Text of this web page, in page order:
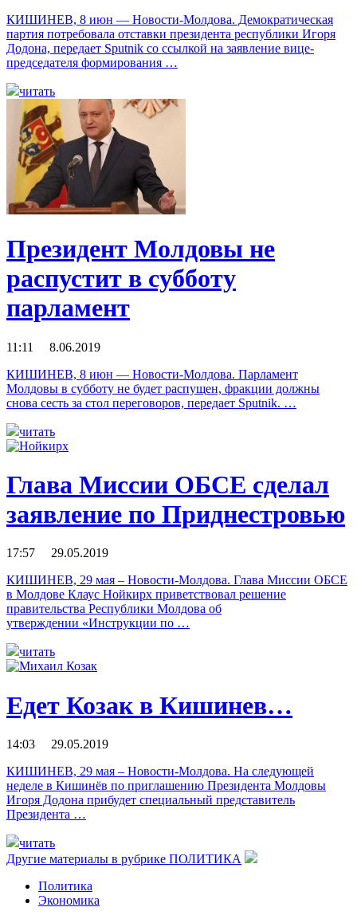
КИШИНЕВ, 8 июн — Новости-Молдова. Демократическая
партия потребовала отставки президента республики Игоря
Додона, передает Sputnik со ссылкой на заявление вице-
председателя формирования …
читать
Президент Молдовы не
распустит в субботу
парламент
11:11 8.06.2019
КИШИНЕВ, 8 июн — Новости-Молдова. Парламент
Молдовы в субботу не будет распущен, фракции должны
снова сесть за стол переговоров, передает Sputnik. …
читать
Глава Миссии ОБСЕ сделал
заявление по Приднестровью
17:57 29.05.2019
КИШИНЕВ, 29 мая – Новости-Молдова. Глава Миссии ОБСЕ
в Молдове Клаус Нойкирх приветствовал решение
правительства Республики Молдова об
утверждении «Инструкции по …
читать
Едет Козак в Кишинев…
14:03 29.05.2019
КИШИНЕВ, 29 мая – Новости-Молдова. На следующей
неделе в Кишинёв по приглашению Президента Молдовы
Игоря Додона прибудет специальный представитель
Президента …
читать
Другие материалы в рубрике ПОЛИТИКА
Политика
Экономика